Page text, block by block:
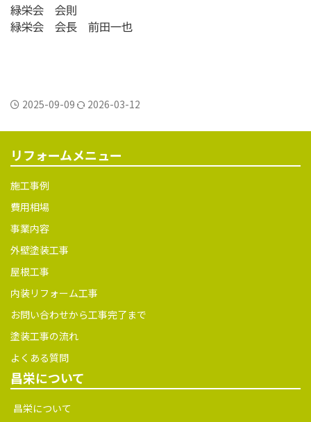
緑栄会 会則
緑栄会 会長 前田一也
2025-09-09 2026-03-12
リフォームメニュー
施工事例
費用相場
事業内容
外壁塗装工事
屋根工事
内装リフォーム工事
お問い合わせから工事完了まで
塗装工事の流れ
よくある質問
昌栄について
昌栄について